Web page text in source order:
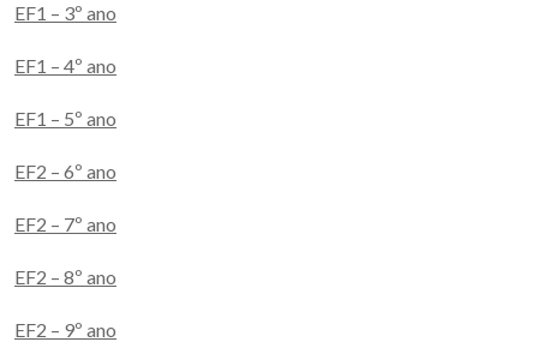
EF1 – 3º ano
EF1 – 4º ano
EF1 – 5º ano
EF2 – 6º ano
EF2 – 7º ano
EF2 – 8º ano
EF2 – 9º ano